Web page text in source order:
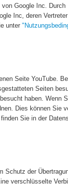
Google Inc.
Inc, deren
unter
Seite YouTube.
Seiten
haben. Wenn
Dies können Sie
Sie in der
Schutz der
verschlüsselte